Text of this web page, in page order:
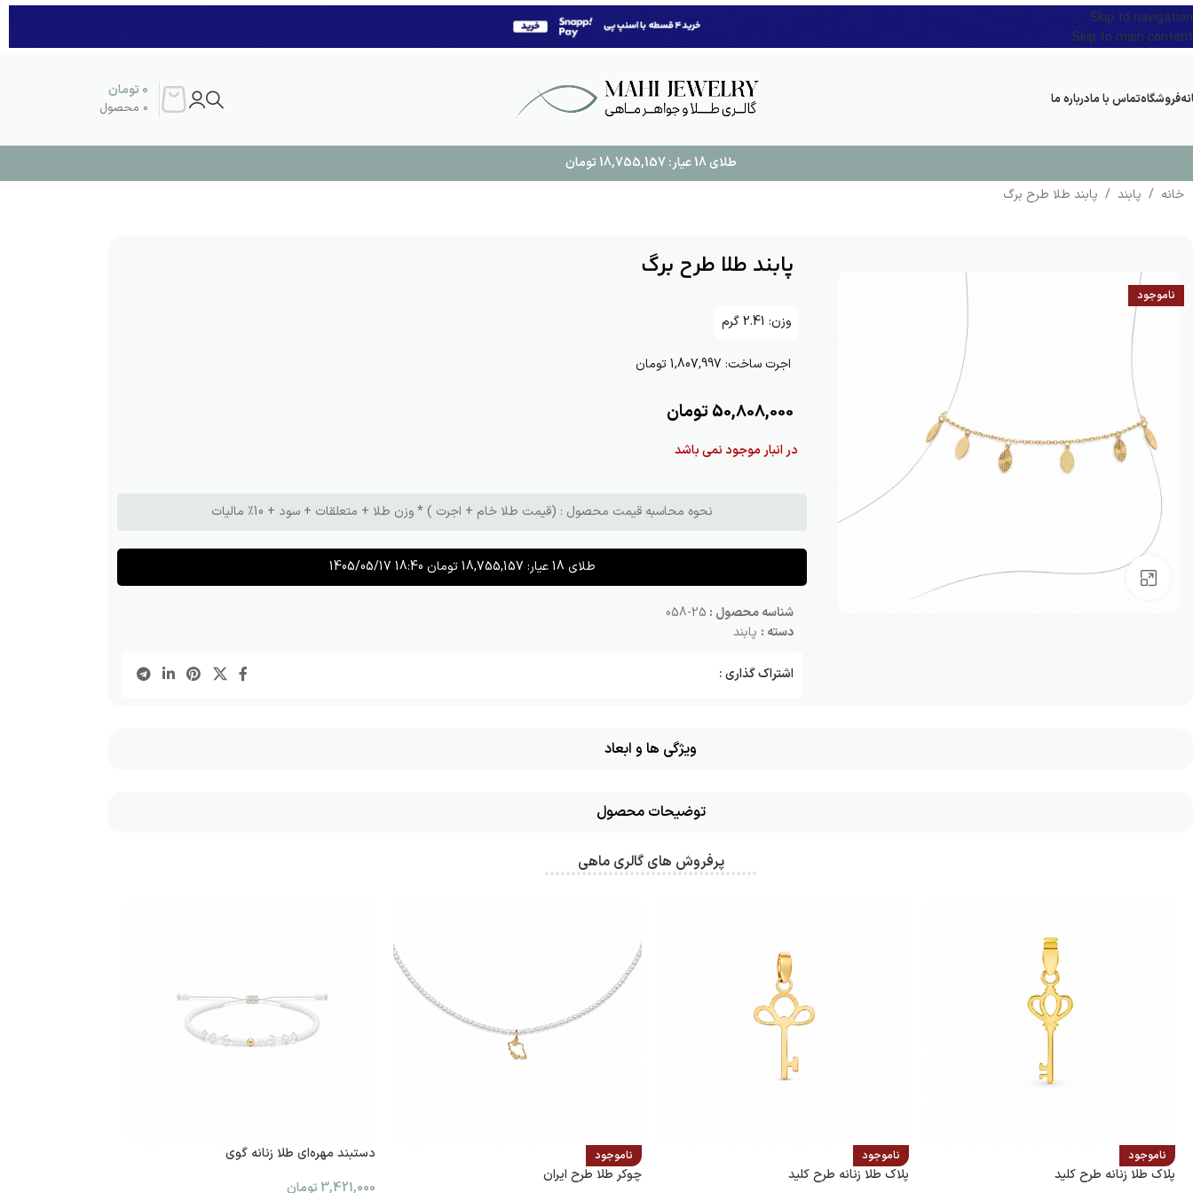
Skip to navigation
Skip to main content
فروشگاهتماس با مادرباره ما 0 محصول
0 تومان
طلای 18 عیار: 18,755,157 تومان
خانه / پابند / پابند طلا طرح برگ
ناموجود
بزرگنمایی تصویر
پابند طلا طرح برگ
وزن: 2.41گرم
اجرت ساخت: 1,807,997 تومان
50,808,000تومان
در انبار موجود نمی باشد
نحوه محاسبه قیمت محصول : (قیمت طلا خام + اجرت ) * وزن طلا + متعلقات + سود + 10٪ مالیات
طلای 18 عیار: 18,755,157تومان 1405/05/17 18:40
شناسه محصول : 25-058
دسته : پابند
اشتراک گذاری :
ویژگی ها و ابعاد
توضیحات محصول
پرفروش های گالری ماهی
ناموجود
پلاک طلا زنانه طرح کلید
ناموجود
پلاک طلا زنانه طرح کلید
ناموجود
چوکر طلا طرح ایران
دستبند مهره‌ای طلا زنانه گوی
3,421,000 تومان